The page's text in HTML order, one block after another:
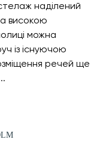
наділений
високою
можна
із існуючою
речей ще